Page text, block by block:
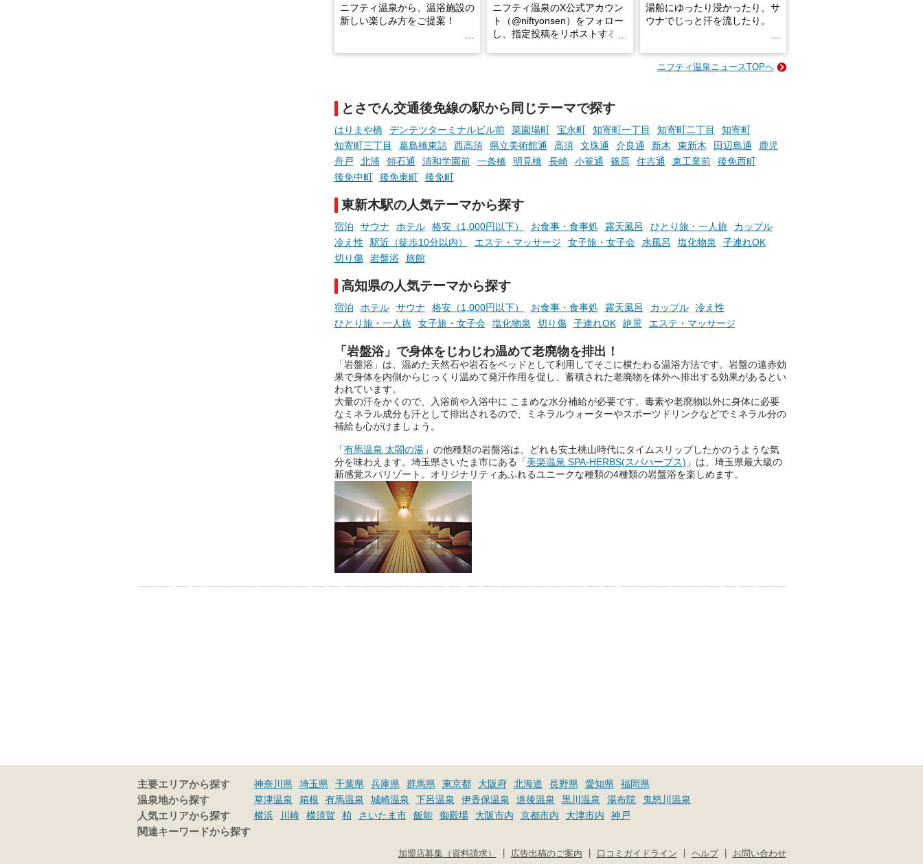
ニフティ温泉から、温浴施設の
新しい楽しみ方をご提案！
手相やタロットなど気軽に楽し
める占いで、“ととのう”おふろ
時間を、もっと特別に。
ニフティ温泉のX公式アカウン
ト（@niftyonsen）をフォロー
し、指定投稿をリポストする
湯船にゆったり浸かったり、サ
ウナでじっと汗を流したり。
そんな「一人でぼんやり過ごす
でくることはありませんか？
そんな心のつぶやきを、湯あが
りの温まった心のまま相談でき
ニフティ温泉の「占いベンチ」
は、そんなあなたの心のつぶや
おふろパス会員様なら、この特
別なひとときを「毎月10分無
お湯で体がほぐれたら、次は占
ニフティ温泉ニュースTOPへ
とさでん交通後免線の駅から同じテーマで探す
はりまや橋 デンテツターミナルビル前 菜園場町 宝永町 知寄町一丁目 知寄町二丁目
知寄町
知寄町三丁目
葛島橋東詰 西高須 県立美術館通 高須 文珠通 介良通 新木 東新木 田辺島通
鹿児
舟戸
北浦 領石通 清和学園前 一条橋 明見橋 長崎 小篭通 篠原 住吉通 東工業前
後免西町
後免中町
後免東町 後免町
東新木駅の人気テーマから探す
宿泊 サウナ ホテル 格安（1,000円以下） お食事・食事処 露天風呂 ひとり旅・一人旅
カップル
冷え性
駅近（徒歩10分以内） エステ・マッサージ 女子旅・女子会 水風呂 塩化物泉
子連れOK
切り傷
岩盤浴 旅館
高知県の人気テーマから探す
宿泊 ホテル サウナ 格安（1,000円以下） お食事・食事処 露天風呂 カップル
冷え性
ひとり旅・一人旅
女子旅・女子会 塩化物泉 切り傷 子連れOK 絶景 エステ・マッサージ
「岩盤浴」で身体をじわじわ温めて老廃物を排出！
「岩盤浴」は、温めた天然石や岩石をベッドとして利用してそこに横たわる温浴方法です。岩盤の遠赤効
果で身体を内側からじっくり温めて発汗作用を促し、蓄積された老廃物を体外へ排出する効果があるとい
われています。
大量の汗をかくので、入浴前や入浴中に こまめな水分補給が必要です。毒素や老廃物以外に身体に必要
なミネラル成分も汗として排出されるので、ミネラルウォーターやスポーツドリンクなどでミネラル分の
補給も心がけましょう。
「有馬温泉 太閤の湯」の他種類の岩盤浴は、どれも安土桃山時代にタイムスリップしたかのうような気
分を味わえます。埼玉県さいたま市にある「美楽温泉 SPA-HERBS(スパハーブス) 」は、埼玉県最大級の
新感覚スパリゾート。オリジナリティあふれるユニークな種類の4種類の岩盤浴を楽しめます。
主要エリアから探す 神奈川県 埼玉県 千葉県 兵庫県 群馬県 東京都 大阪府 北海道 長野県 愛知県
福岡県
温泉地から探す
草津温泉 箱根 有馬温泉 城崎温泉 下呂温泉 伊香保温泉 道後温泉 黒川温泉 湯布院
鬼怒川温泉
人気エリアから探す
横浜 川崎 横須賀 柏 さいたま市 飯能 御殿場 大阪市内 京都市内 大津市内
神戸
関連キーワードから探す
お問い合わせ
ヘルプ
口コミガイドライン
広告出稿のご案内
加盟店募集（資料請求）